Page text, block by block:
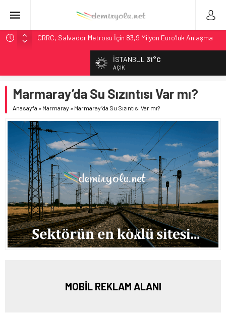
CRRC, Salvador Metrosu İçin 83,9 Milyon Euro’luk Anlaşma
Fortescue ile Knorr-Bremse’den 99 Milyon Euro’luk
Stadler, Austin’e 21 CITYLINK Hafif Raylı Aracı Tedarik
Edecek
9,9 Milyar Dolarlık Mor Hat’ta Tel Testleri Başladı
Italo’nun Almanya Hamlesi: Siemens’e 3 Milyar Avroluk Dev
Sipariş
İSTANBUL 31°C
AÇIK
Marmaray’da Su Sızıntısı Var mı?
Anasayfa » Marmaray » Marmaray’da Su Sızıntısı Var mı?
MOBİL REKLAM ALANI